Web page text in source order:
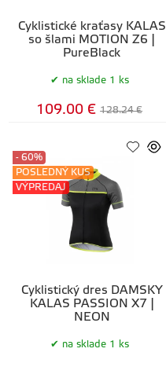
Cyklistické kraťasy KALAS
so šlami MOTION Z6 |
PureBlack
na sklade 1 ks
109.00 € 128.24 €
Cyklistický dres DÁMSKY
KALAS PASSION X7 |
NEON
- 60%
POSLEDNÝ KUS
VÝPREDAJ
na sklade 1 ks